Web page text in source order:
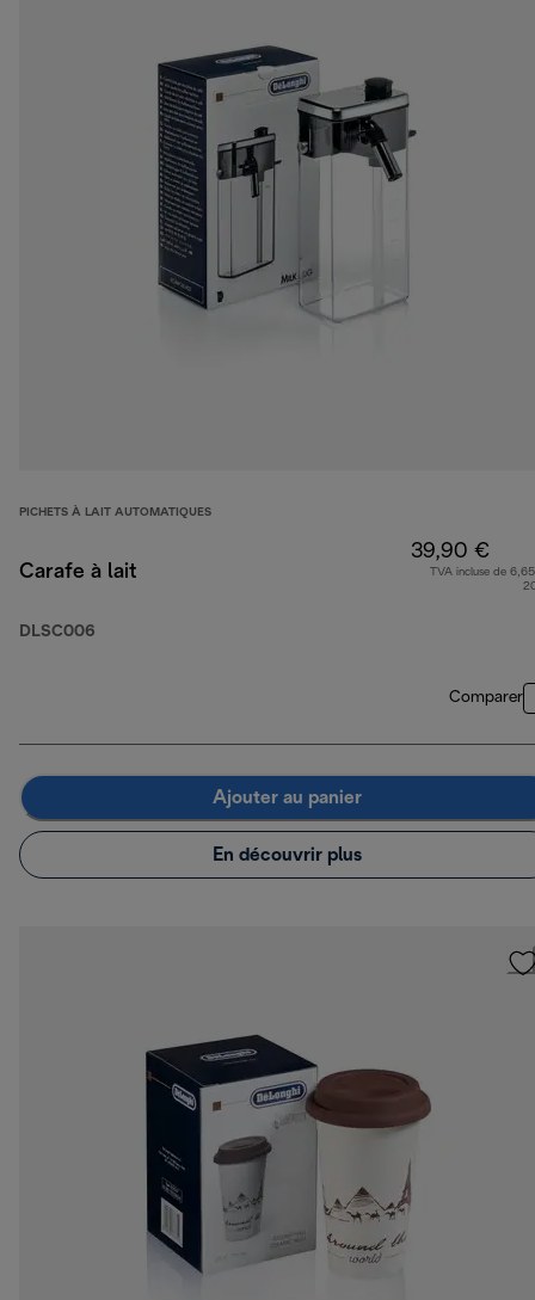
PICHETS À LAIT AUTOMATIQUES
Carafe à lait
DLSC006
39,90 €
TVA incluse de
Comparer
Ajouter au panier
En découvrir plus